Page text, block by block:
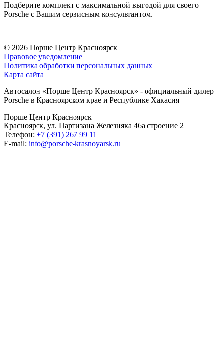
Подберите комплект с максимальной выгодой для своего
Porsche с Вашим сервисным консультантом.
© 2026 Порше Центр Красноярск
Правовое уведомление
Политика обработки персональных данных
Карта сайта
Автосалон «Порше Центр Красноярск» - официальный дилер
Porsche в Красноярском крае и Республике Хакасия
Порше Центр Красноярск
Красноярск, ул. Партизана Железняка 46а строение 2
Телефон: +7 (391) 267 99 11
E-mail: info@porsche-krasnoyarsk.ru